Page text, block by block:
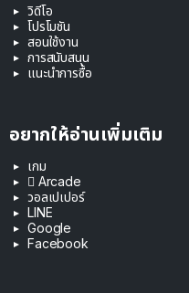
วิดีโอ
โปรโมชัน
สอนใช้งาน
การสนับสนุน
แนะนำการซื้อ
อยากให้อ่านเพิ่มเติม
เกม
 Arcade
วอลเปเปอร์
LINE
Google
Facebook